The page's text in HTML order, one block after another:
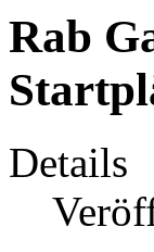
Rab
Details